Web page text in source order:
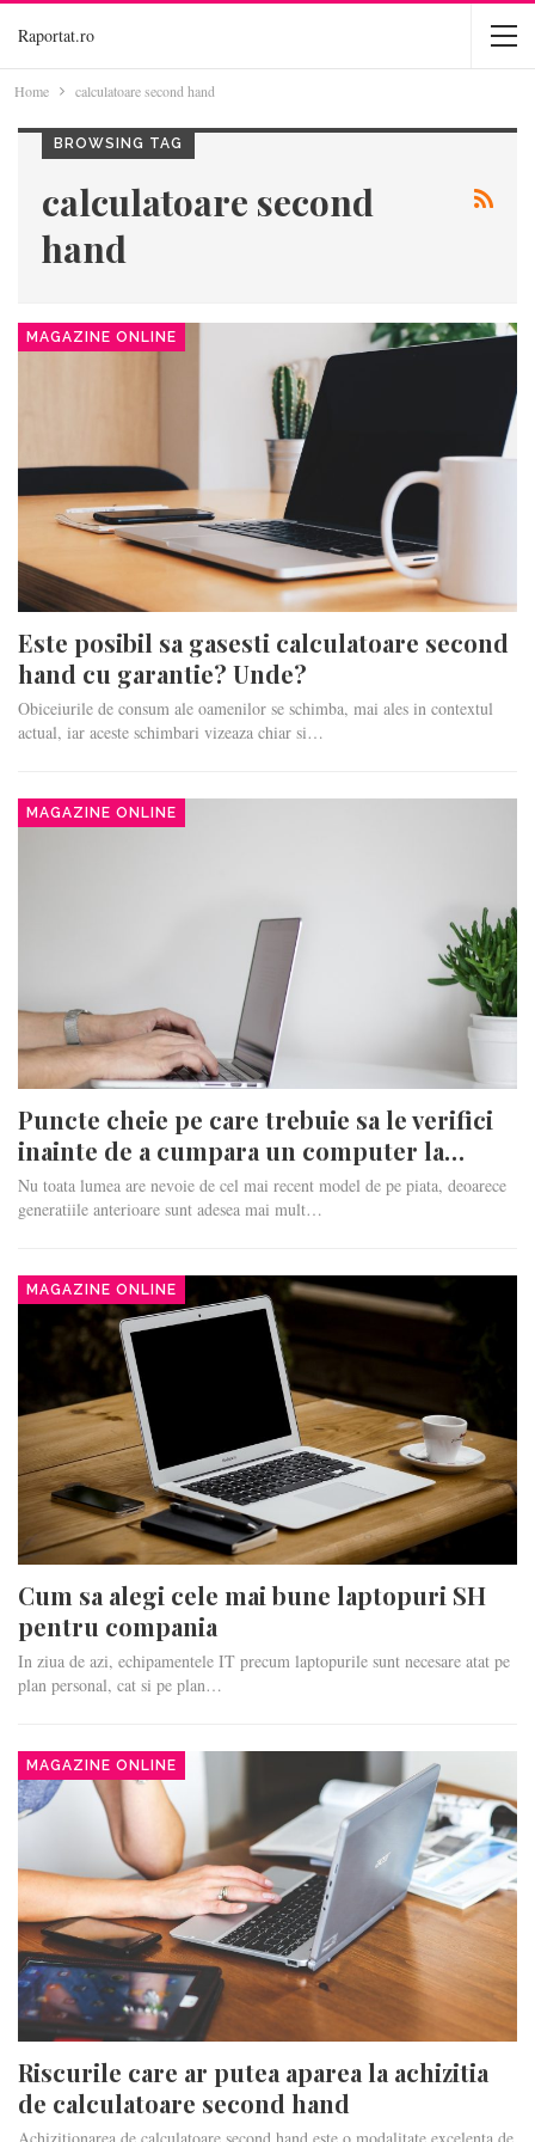
Raportat.ro
Home calculatoare second hand
BROWSING TAG
calculatoare second
hand
MAGAZINE ONLINE
Este posibil sa gasesti calculatoare second
hand cu garantie? Unde?
Obiceiurile de consum ale oamenilor se schimba, mai ales in contextul
actual, iar aceste schimbari vizeaza chiar si…
MAGAZINE ONLINE
Puncte cheie pe care trebuie sa le verifici
inainte de a cumpara un computer la…
Nu toata lumea are nevoie de cel mai recent model de pe piata, deoarece
generatiile anterioare sunt adesea mai mult…
MAGAZINE ONLINE
Cum sa alegi cele mai bune laptopuri SH
pentru compania
In ziua de azi, echipamentele IT precum laptopurile sunt necesare atat pe
plan personal, cat si pe plan…
MAGAZINE ONLINE
Riscurile care ar putea aparea la achizitia
de calculatoare second hand